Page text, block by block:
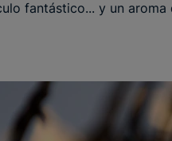
fantástico... y un aroma